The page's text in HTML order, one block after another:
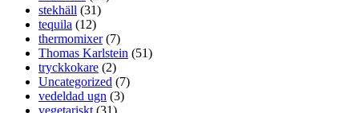
stekhäll (31)
tequila (12)
thermomixer(7)
Thomas Karlstein (51)
tryckkokare (2)
Uncategorized (7)
vedeldad ugn (3)
vegetariskt (31)